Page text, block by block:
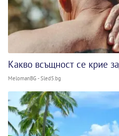
Какво всъщност се крие
MelomanBG - Sled5.bg